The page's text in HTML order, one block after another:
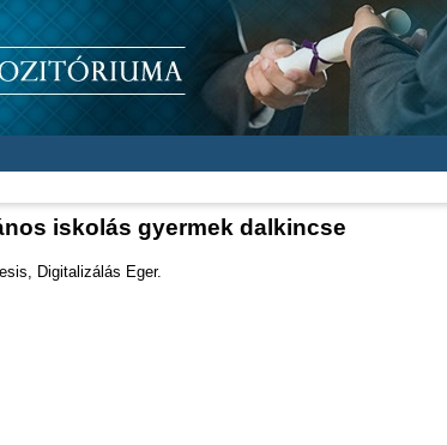
iskolás gyermek dalkincse
Digitalizálás Eger.